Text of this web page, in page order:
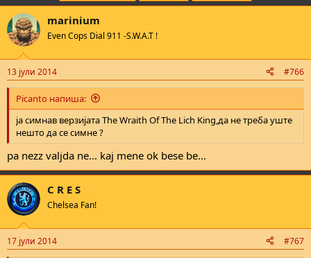
а
т
о
р
н
а
т
е
м
а
т
а
м
е
а
п
о
ч
н
у
в
а
њ
е
marinium
Even Cops Dial 911 -S.W.A.T !
13 јули 2014 #766
Picanto напиша:
ја симнав верзијата The Wraith Of The Lich King,да не треба уште
нешто да се симне ?
pa nezz valjda ne... kaj mene ok bese be...
C R E S
Chelsea Fan!
17 јули 2014 #767